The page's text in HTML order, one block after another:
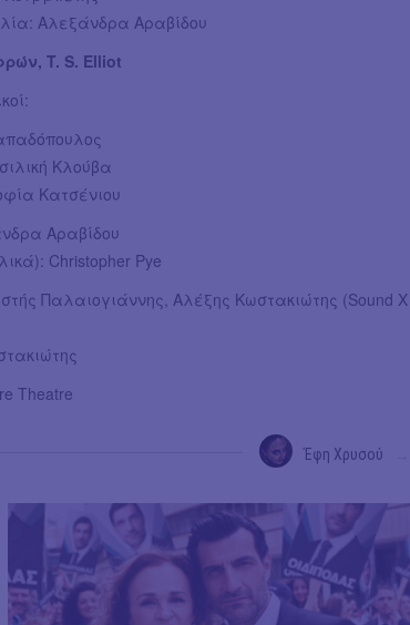
Αλεξάνδρα Αραβίδου
T. S. Elliot
Κλούβα
Κατσένιου
Αραβίδου
Christopher Pye
Παλαιογιάννης, Αλέξης Κωστακιώτης (Sound X
Theatre
Έφη Χρυσού